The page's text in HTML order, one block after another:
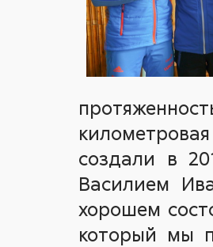
создали в
Василием
хорошем
который мы